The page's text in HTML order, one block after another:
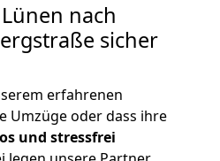
Lünen nach
sicher
erfahrenen
Umzüge oder dass ihre
und stressfrei